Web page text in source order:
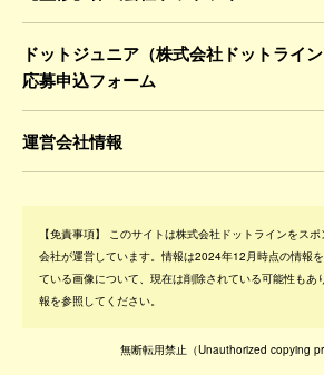
ドットジュニア（株式会社ドットライ
応募申込フォーム
運営会社情報
【免責事項】
このサイトは株式会社ドットラインをス
会社が運営しています。情報は2024年12月時点の情報
ている画像について、現在は削除されている可能性もあ
報を参照してください。
無断転用禁止 （Unauthorized copying